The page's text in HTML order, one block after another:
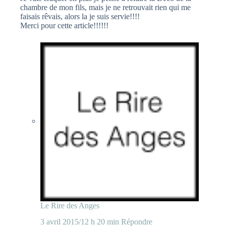
chambre de mon fils, mais je ne retrouvait rien qui me
faisais rêvais, alors la je suis servie!!!!
Merci pour cette article!!!!!!
Le Rire des Anges
3 avril 2015/12 h 20 min Répondre